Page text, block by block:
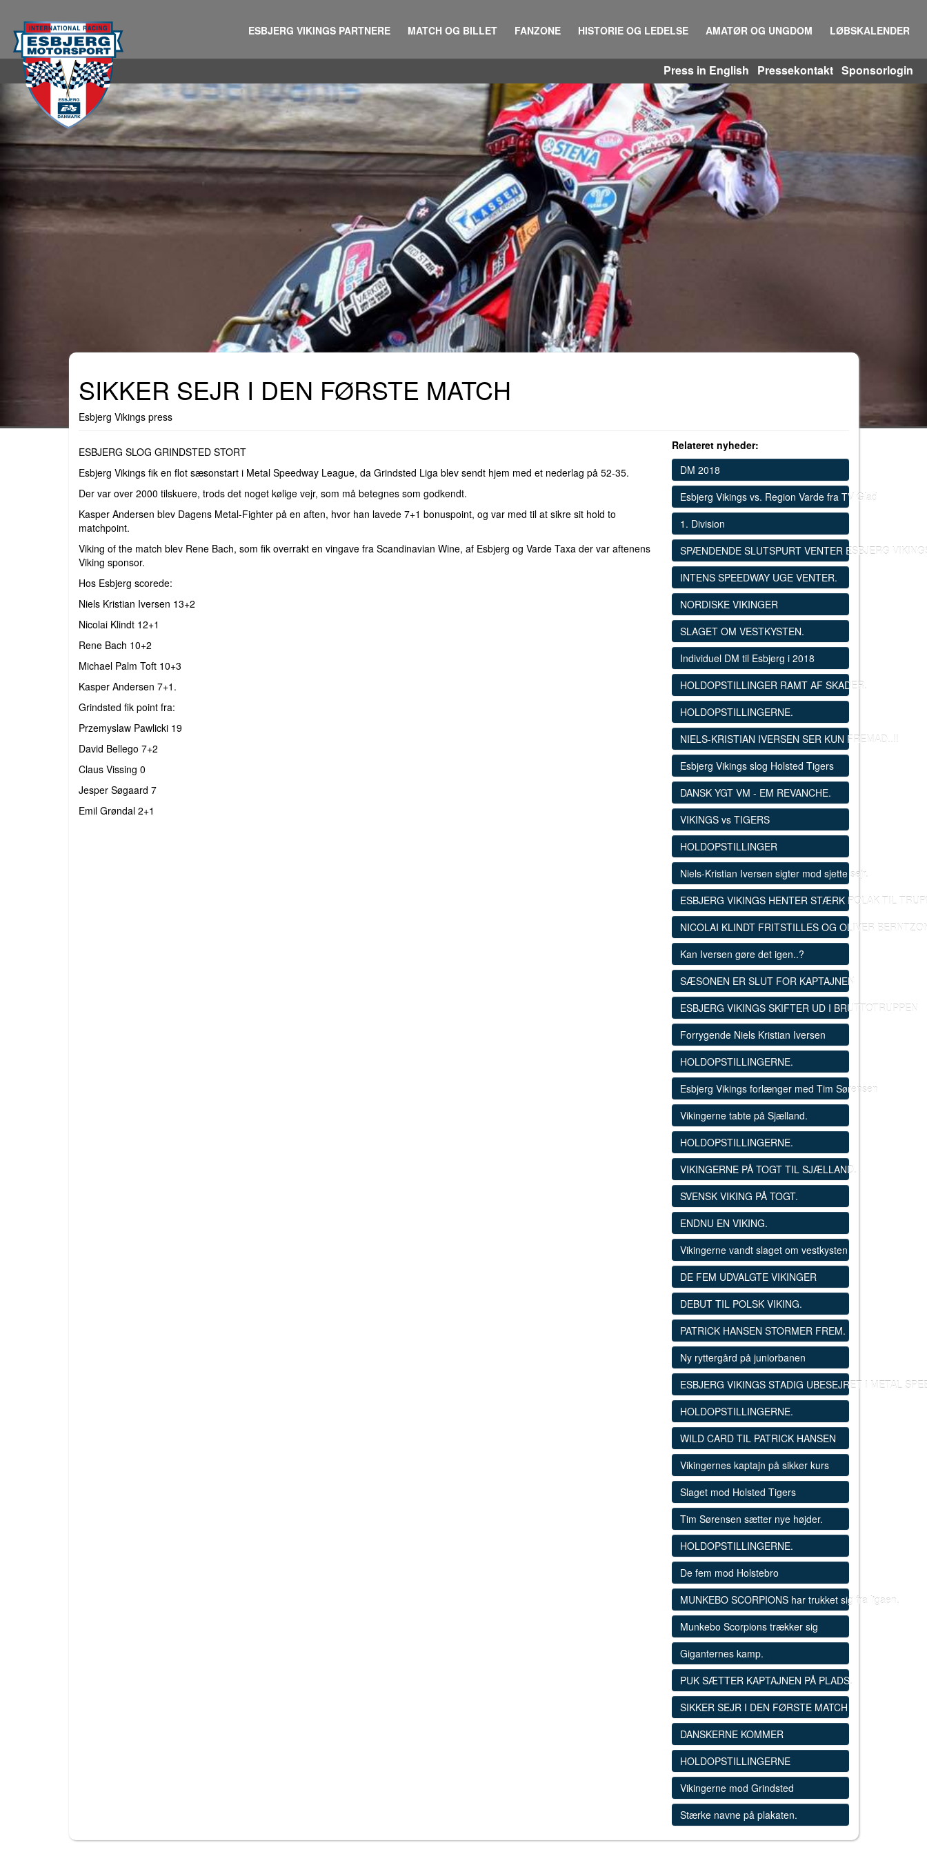
ESBJERG VIKINGS PARTNERE MATCH OG BILLET FANZONE HISTORIE OG LEDELSE AMATØR OG UNGDOM LØBSKALENDER
Sponsorlogin
Pressekontakt
Press in English
SIKKER SEJR I DEN FØRSTE MATCH
Esbjerg Vikings press
ESBJERG SLOG GRINDSTED STORT
Esbjerg Vikings fik en flot sæsonstart i Metal Speedway League, da Grindsted Liga blev sendt hjem med et nederlag på 52-35.
Der var over 2000 tilskuere, trods det noget kølige vejr, som må betegnes som godkendt.
Kasper Andersen blev Dagens Metal-Fighter på en aften, hvor han lavede 7+1 bonuspoint, og var med til at sikre sit hold to
matchpoint.
Viking of the match blev Rene Bach, som fik overrakt en vingave fra Scandinavian Wine, af Esbjerg og Varde Taxa der var aftenens
Viking sponsor.
Hos Esbjerg scorede:
Niels Kristian Iversen 13+2
Nicolai Klindt 12+1
Rene Bach 10+2
Michael Palm Toft 10+3
Kasper Andersen 7+1.
Grindsted fik point fra:
Przemyslaw Pawlicki 19
David Bellego 7+2
Claus Vissing 0
Jesper Søgaard 7
Emil Grøndal 2+1
Relateret nyheder:
DM 2018
Esbjerg Vikings vs. Region Varde fra TV Glad
1. Division
SPÆNDENDE SLUTSPURT VENTER ESBJERG
INTENS SPEEDWAY UGE VENTER.
NORDISKE VIKINGER
SLAGET OM VESTKYSTEN.
Individuel DM til Esbjerg i 2018
HOLDOPSTILLINGER RAMT AF SKADER.
HOLDOPSTILLINGERNE.
NIELS-KRISTIAN IVERSEN SER KUN FREMAD..!!
Esbjerg Vikings slog Holsted Tigers
DANSK YGT VM - EM REVANCHE.
VIKINGS vs TIGERS
HOLDOPSTILLINGER
Niels-Kristian Iversen sigter mod sjette sejr.
ESBJERG VIKINGS HENTER STÆRK POLAK TIL
NICOLAI KLINDT FRITSTILLES OG OLIVER
Kan Iversen gøre det igen..?
SÆSONEN ER SLUT FOR KAPTAJNEN
ESBJERG VIKINGS SKIFTER UD I BRUTTOTRUPPEN
Forrygende Niels Kristian Iversen
HOLDOPSTILLINGERNE.
Esbjerg Vikings forlænger med Tim Sørensen
Vikingerne tabte på Sjælland.
HOLDOPSTILLINGERNE.
VIKINGERNE PÅ TOGT TIL SJÆLLAND.
SVENSK VIKING PÅ TOGT.
ENDNU EN VIKING.
Vikingerne vandt slaget om vestkysten
DE FEM UDVALGTE VIKINGER
DEBUT TIL POLSK VIKING.
PATRICK HANSEN STORMER FREM.
Ny ryttergård på juniorbanen
ESBJERG VIKINGS STADIG UBESEJRET I METAL
HOLDOPSTILLINGERNE.
WILD CARD TIL PATRICK HANSEN
Vikingernes kaptajn på sikker kurs
Slaget mod Holsted Tigers
Tim Sørensen sætter nye højder.
HOLDOPSTILLINGERNE.
De fem mod Holstebro
MUNKEBO SCORPIONS har trukket sig fra ligaen.
Munkebo Scorpions trækker sig
Giganternes kamp.
PUK SÆTTER KAPTAJNEN PÅ PLADS.
SIKKER SEJR I DEN FØRSTE MATCH
DANSKERNE KOMMER
HOLDOPSTILLINGERNE
Vikingerne mod Grindsted
Stærke navne på plakaten.